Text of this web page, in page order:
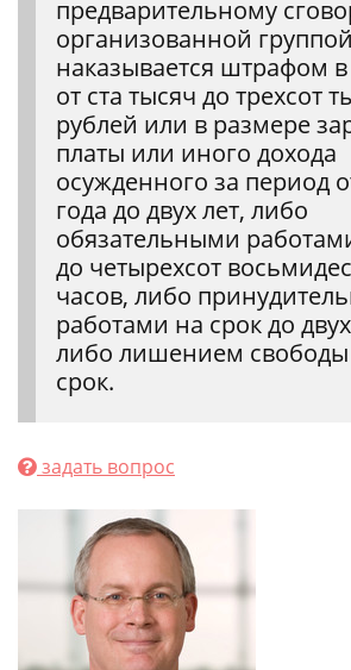
предварительному
организованной
наказывается штрафом
от ста тысяч до трехсот
рублей или в размере
платы или иного дохода
осужденного за период
года до двух лет, либо
обязательными
до четырехсот
часов, либо
работами на срок до
либо лишением свободы
срок.
задать вопрос